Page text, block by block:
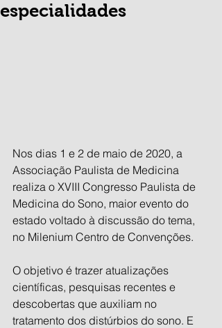
especialidades
Nos dias 1 e 2 de maio de 2020, a
Associação Paulista de Medicina
realiza o XVIII Congresso Paulista de
Medicina do Sono, maior evento do
estado voltado à discussão do tema,
no Milenium Centro de Convenções.
O objetivo é trazer atualizações
científicas, pesquisas recentes e
descobertas que auxiliam no
tratamento dos distúrbios do sono. E